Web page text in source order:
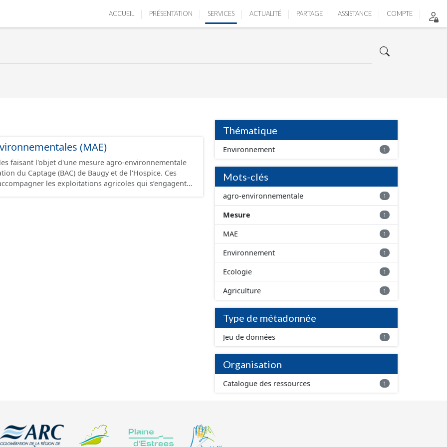
ACCUEIL PRÉSENTATION SERVICES ACTUALITÉ PARTAGE ASSISTANCE COMPTE
(MAE)
faisant l'objet d'une mesure agro-environnementale
du Captage (BAC) de Baugy et de l'Hospice. Ces
les exploitations agricoles qui s’engagent
Thématique
Environnement 1
Mots-clés
agro-environnementale 1
Mesure 1
MAE 1
Environnement 1
Ecologie 1
Agriculture 1
Type de métadonnée
Jeu de données 1
Organisation
Catalogue des ressources 1